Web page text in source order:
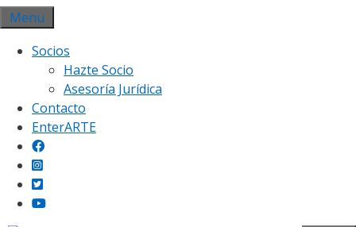
Saltar
al
contenido
Menu
Socios
Hazte Socio
Asesoría Jurídica
Contacto
EnterARTEGalería fotográfica